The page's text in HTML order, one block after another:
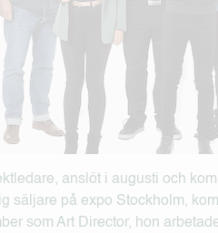
anslöt i augusti och
säljare på expo Stockholm,
som Art Director, hon